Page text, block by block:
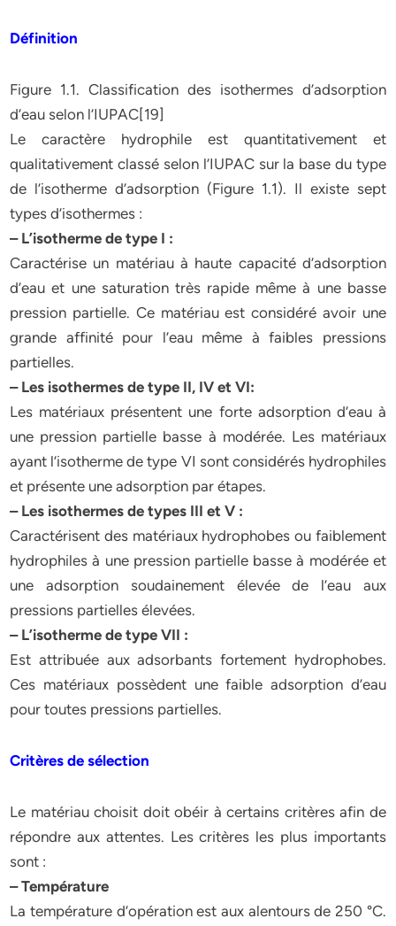
Définition
Figure 1.1. Classification des isothermes d’adsorption
d’eau selon l’IUPAC[19]
Le caractère hydrophile est quantitativement et
qualitativement classé selon l’IUPAC sur la base du type
de l’isotherme d’adsorption (Figure 1.1). Il existe sept
types d’isothermes :
– L’isotherme de type I :
Caractérise un matériau à haute capacité d’adsorption
d’eau et une saturation très rapide même à une basse
pression partielle. Ce matériau est considéré avoir une
grande affinité pour l’eau même à faibles pressions
partielles.
– Les isothermes de type II, IV et VI:
Les matériaux présentent une forte adsorption d’eau à
une pression partielle basse à modérée. Les matériaux
ayant l’isotherme de type VI sont considérés hydrophiles
et présente une adsorption par étapes.
– Les isothermes de types III et V :
Caractérisent des matériaux hydrophobes ou faiblement
hydrophiles à une pression partielle basse à modérée et
une adsorption soudainement élevée de l’eau aux
pressions partielles élevées.
– L’isotherme de type VII :
Est attribuée aux adsorbants fortement hydrophobes.
Ces matériaux possèdent une faible adsorption d’eau
pour toutes pressions partielles.
Critères de sélection
Le matériau choisit doit obéir à certains critères afin de
répondre aux attentes. Les critères les plus importants
sont :
– Température
La température d’opération est aux alentours de 250 °C.